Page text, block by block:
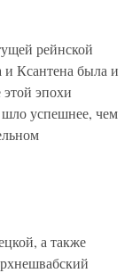
рейнской
и Ксантена была и
эпохи
успешнее, чем
а также